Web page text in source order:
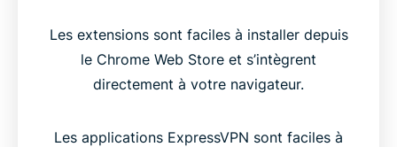
Les extensions sont faciles à installer depuis
le Chrome Web Store et s’intègrent
directement à votre navigateur.
Les applications ExpressVPN sont faciles à